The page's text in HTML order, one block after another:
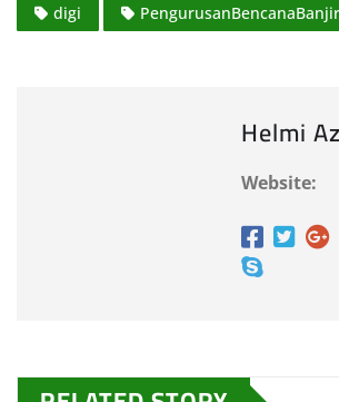
digi PengurusanBencanaBanjir
Helmi
Website: